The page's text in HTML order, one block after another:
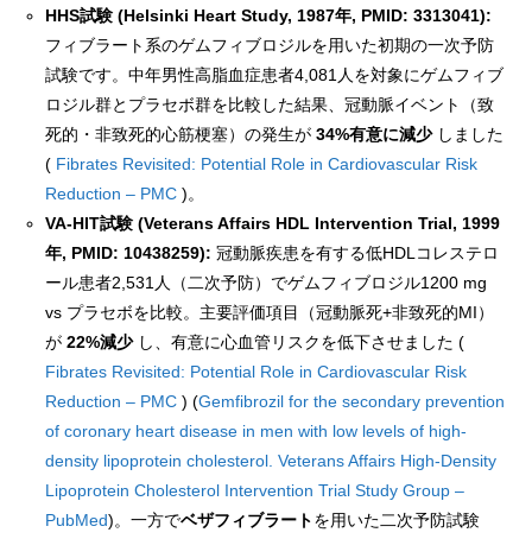
HHS試験 (Helsinki Heart Study, 1987年, PMID: 3313041):
フィブラート系のゲムフィブロジルを用いた初期の一次予防
試験です。中年男性高脂血症患者4,081人を対象にゲムフィブ
ロジル群とプラセボ群を比較した結果、冠動脈イベント（致
死的・非致死的心筋梗塞）の発生が34%有意に減少しました
( Fibrates Revisited: Potential Role in Cardiovascular Risk
Reduction – PMC)。
VA-HIT試験 (Veterans Affairs HDL Intervention Trial, 1999
年, PMID: 10438259): 冠動脈疾患を有する低HDLコレステロ
ール患者2,531人（二次予防）でゲムフィブロジル1200 mg
vs プラセボを比較。主要評価項目（冠動脈死+非致死的MI）
が22%減少し、有意に心血管リスクを低下させました (
Fibrates Revisited: Potential Role in Cardiovascular Risk
Reduction – PMC) (Gemfibrozil for the secondary prevention
of coronary heart disease in men with low levels of high-
density lipoprotein cholesterol. Veterans Affairs High-Density
Lipoprotein Cholesterol Intervention Trial Study Group –
PubMed)。一方でベザフィブラートを用いた二次予防試験